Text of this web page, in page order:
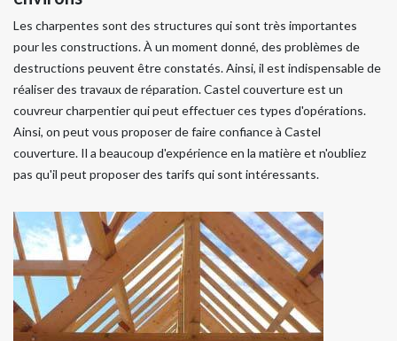
Les charpentes sont des structures qui sont très importantes
pour les constructions. À un moment donné, des problèmes de
destructions peuvent être constatés. Ainsi, il est indispensable de
réaliser des travaux de réparation. Castel couverture est un
couvreur charpentier qui peut effectuer ces types d'opérations.
Ainsi, on peut vous proposer de faire confiance à Castel
couverture. Il a beaucoup d'expérience en la matière et n'oubliez
pas qu'il peut proposer des tarifs qui sont intéressants.